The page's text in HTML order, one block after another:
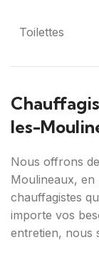
Toilettes
les-
Nous offrons
Moulineaux, en
chauffagistes
importe vos
entretien, nous